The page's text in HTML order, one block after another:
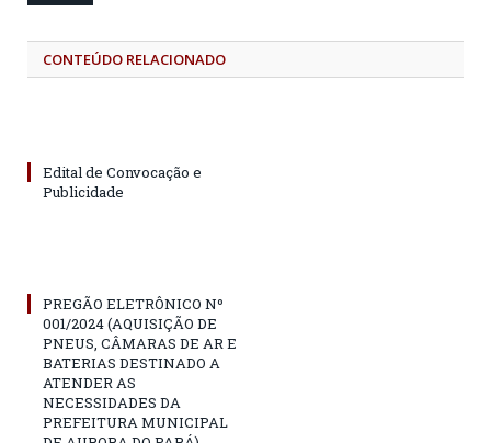
CONTEÚDO RELACIONADO
Edital de Convocação e
Publicidade
PREGÃO ELETRÔNICO Nº
001/2024 (AQUISIÇÃO DE
PNEUS, CÂMARAS DE AR E
BATERIAS DESTINADO A
ATENDER AS
NECESSIDADES DA
PREFEITURA MUNICIPAL